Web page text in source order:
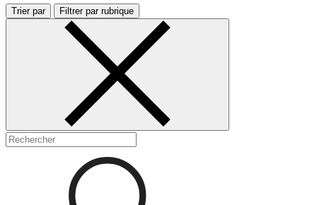
Trier par Filtrer par rubrique